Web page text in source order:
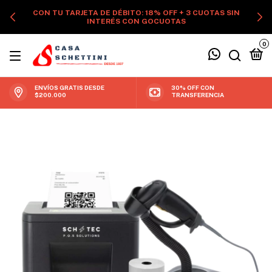
CON TU TARJETA DE DÉBITO: 18% OFF + 3 CUOTAS SIN
INTERÉS CON GOCUOTAS
0
ENVÍOS GRATIS DESDE
$200.000
30% OFF CON
TRANSFERENCIA